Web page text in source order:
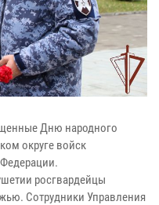
Дню народного
округе войск
росгвардейцы
Сотрудники Управления